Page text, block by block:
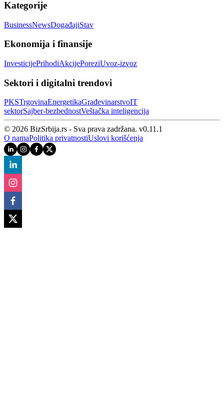
Kategorije
BusinessNewsDogađajiStav
Ekonomija i finansije
InvesticijePrihodiAkcijePoreziUvoz-izvoz
Sektori i digitalni trendovi
PKSTrgovinaEnergetikaGrađevinarstvoIT
sektorSajber‑bezbednostVeštačka inteligencija
© 2026 BizSrbija.rs - Sva prava zadržana. v0.11.1
O namaPolitika privatnostiUslovi korišćenja